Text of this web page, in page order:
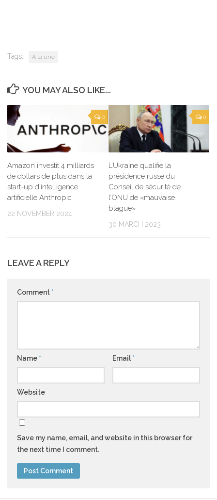
Tags: A la une
YOU MAY ALSO LIKE...
0
Amazon investit 4 milliards
de dollars de plus dans la
start-up d’intelligence
artificielle Anthropic
22 NOVEMBER 2024
0
L’Ukraine qualifie la
présidence russe du
Conseil de sécurité de
l’ONU de «mauvaise
blague»
30 MARCH 2023
LEAVE A REPLY
Comment *
Name * Email *
Website
Save my name, email, and website in this browser for
the next time I comment.